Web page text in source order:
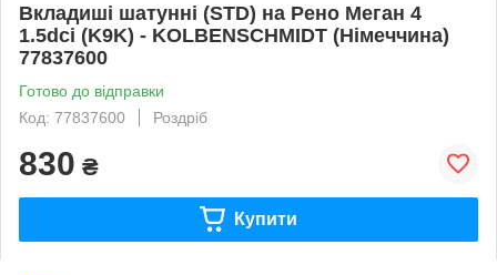
Вкладиші шатунні (STD) на Рено Меган 4
1.5dci (K9K) - KOLBENSCHMIDT (Німеччина)
77837600
Готово до відправки
Код: 77837600
Роздріб
830 ₴
Купити